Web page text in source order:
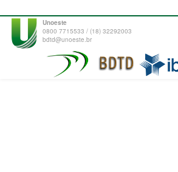
Unoeste
0800 7715533 / (18) 32292003
bdtd@unoeste.br